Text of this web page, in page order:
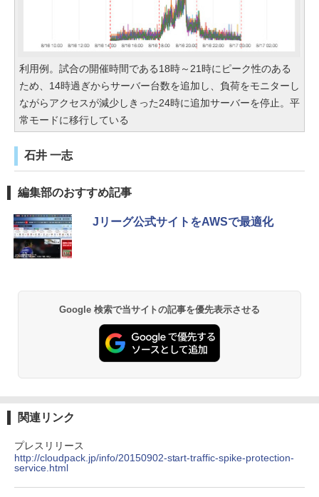
利用例。試合の開催時間である18時～21時にピーク性のある
ため、14時過ぎからサーバー台数を追加し、負荷をモニターし
ながらアクセスが減少しきった24時に追加サーバーを停止。平
常モードに移行している
石井 一志
編集部のおすすめ記事
Jリーグ公式サイトをAWSで最適化
Google 検索で当サイトの記事を優先表示させる
関連リンク
プレスリリース
http://cloudpack.jp/info/20150902-start-traffic-spike-protection-
service.html